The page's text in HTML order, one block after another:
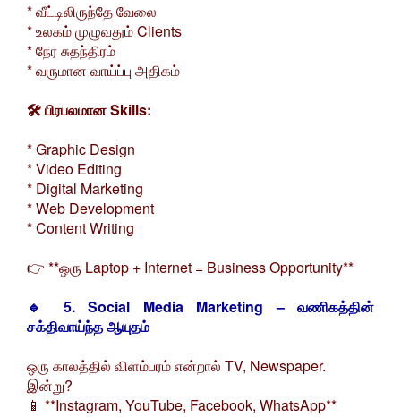
* வீட்டிலிருந்தே வேலை
* உலகம் முழுவதும் Clients
* நேர சுதந்திரம்
* வருமான வாய்ப்பு அதிகம்
🛠️ பிரபலமான Skills:
* Graphic Design
* Video Editing
* Digital Marketing
* Web Development
* Content Writing
👉 **ஒரு Laptop + Internet = Business Opportunity**
🔹 5. Social Media Marketing – வணிகத்தின்
சக்திவாய்ந்த ஆயுதம்
ஒரு காலத்தில் விளம்பரம் என்றால் TV, Newspaper.
இன்று?
📱 **Instagram, YouTube, Facebook, WhatsApp**